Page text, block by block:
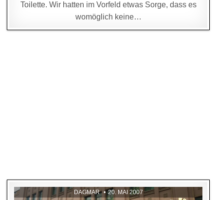
Toilette. Wir hatten im Vorfeld etwas Sorge, dass es
womöglich keine…
DAGMAR 20. MAI 2007